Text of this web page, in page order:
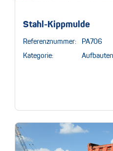
Stahl-Kippmulde
Referenznummer: PA706
Kategorie: